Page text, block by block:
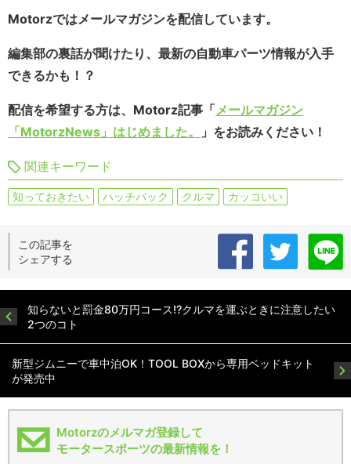
Motorzではメールマガジンを配信しています。
編集部の裏話が聞けたり、最新の自動車パーツ情報が入手
できるかも！？
配信を希望する方は、Motorz記事「メールマガジン
「MotorzNews」はじめました。
」をお読みください！
関連キーワード
知っておきたい ハッチバック クルマ カッコいい
この記事を
シェアする
知らないと罰金80万円コース!?クルマを運ぶときに注意したい
2つのコト
新型ジムニーで車中泊OK！TOOL BOXから専用ベッドキット
が発売中
Motorzのメルマガ登録して
モータースポーツの最新情報を！